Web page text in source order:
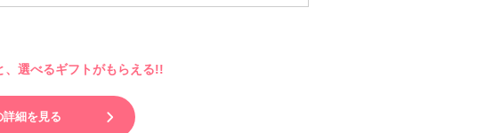
、選べるギフトがもらえる!!
詳細を見る